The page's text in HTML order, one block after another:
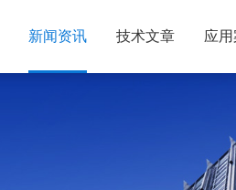
新闻资讯 技术文章 应用